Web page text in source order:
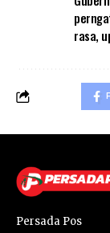
rasa,
Persada Pos